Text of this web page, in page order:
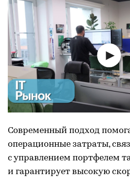
Современный подход
операционные затраты,
с управлением портфелем
и гарантирует высокую